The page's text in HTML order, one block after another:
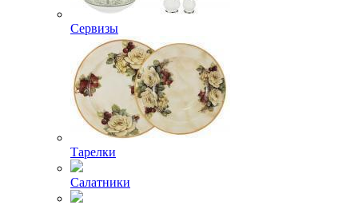
Сервизы
Тарелки
Салатники